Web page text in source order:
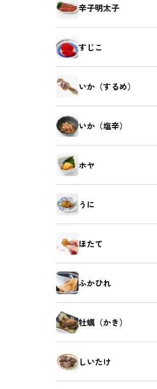
辛子明太子
すじこ
いか（するめ）
いか（塩辛）
ホヤ
うに
ほたて
ふかひれ
牡蠣（かき）
しいたけ